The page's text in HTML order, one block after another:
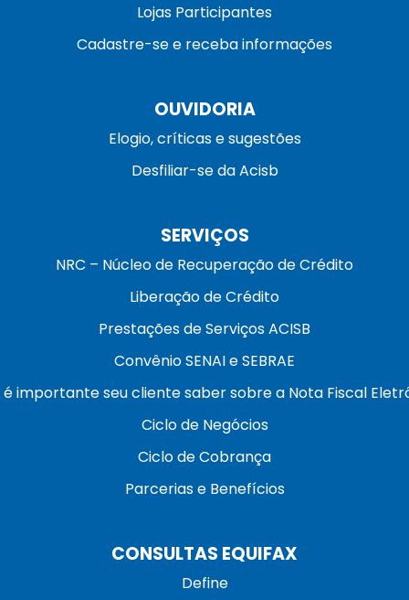
Lojas Participantes
Cadastre-se e receba informações
OUVIDORIA
Elogio, críticas e sugestões
Desfiliar-se da Acisb
SERVIÇOS
NRC – Núcleo de Recuperação de Crédito
Liberação de Crédito
Prestações de Serviços ACISB
Convênio SENAI e SEBRAE
é importante seu cliente saber sobre a Nota Fiscal
Ciclo de Negócios
Ciclo de Cobrança
Parcerias e Benefícios
CONSULTAS EQUIFAX
Define